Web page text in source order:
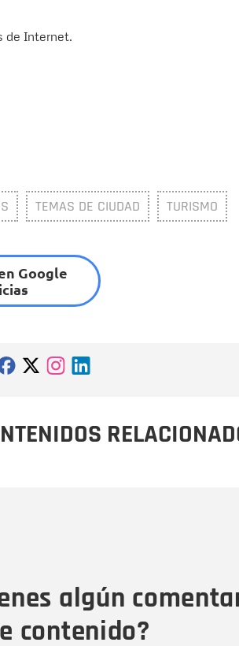
de Internet.
TEMAS DE CIUDAD TURISMO
Google
algún
contenido?